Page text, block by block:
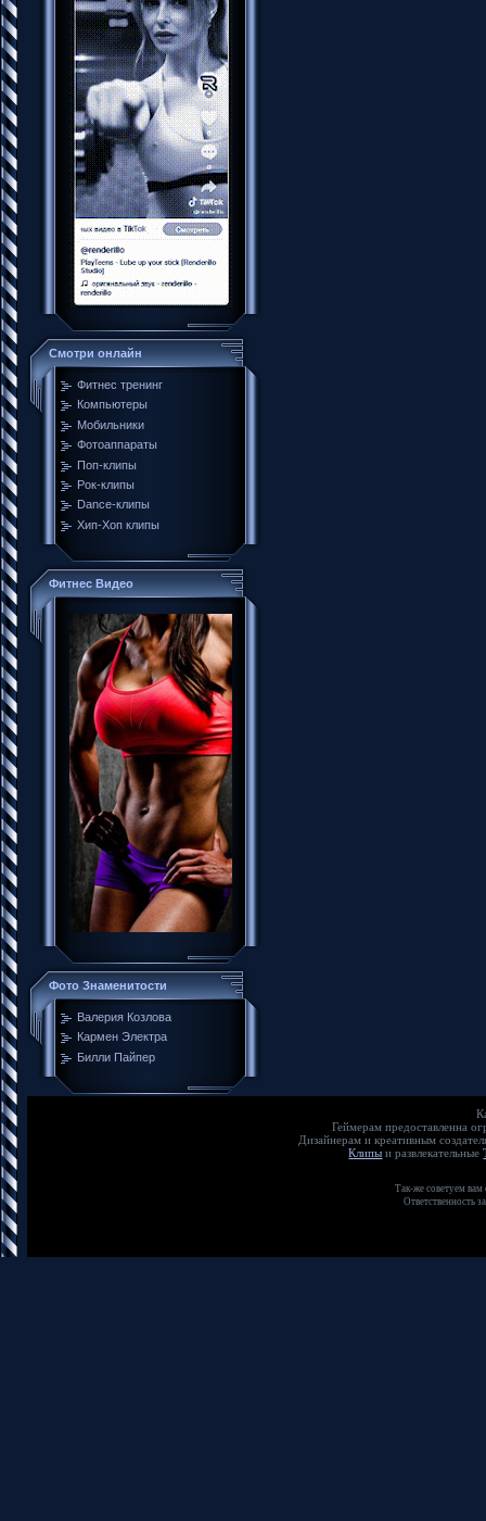
Смотри онлайн
Фитнес тренинг
Компьютеры
Мобильники
Фотоаппараты
Поп-клипы
Рок-клипы
Dance-клипы
Хип-Хоп клипы
Фитнес Видео
Фото Знаменитости
Валерия Козлова
Кармен Электра
Билли Пайпер
Геймерам предоставленна
Дизайнерам и креативным
Клипы и развлекательные
Так-же советуем
Ответственность